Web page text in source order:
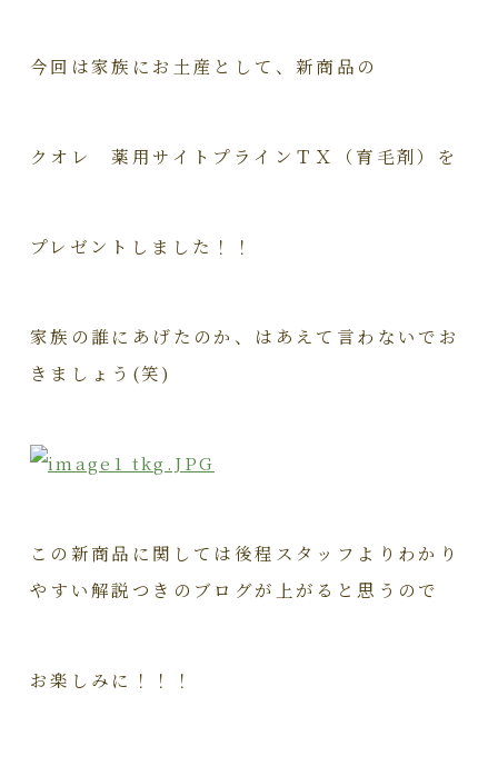
今回は家族 にお土産として、新商品の
クオレ 薬用サイトプラインＴＸ（育毛剤）を
プレゼントしました！！
家族の誰にあげたのか、はあえて言わないでお
きましょう(笑)
この新商品に関しては後程スタッフよりわかり
やすい解説つきのブログが上がると思うので
お楽しみに！！！